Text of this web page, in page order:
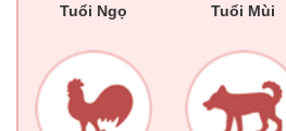
Tuổi Ngọ Tuổi Mùi